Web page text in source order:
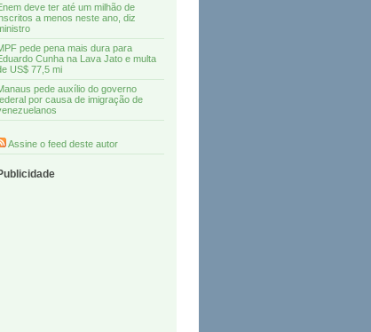
deve ter até um milhão de
a menos neste ano, diz
pede pena mais dura para
Cunha na Lava Jato e multa
US$ 77,5 mi
pede auxílio do governo
por causa de imigração de
Assine o feed deste autor